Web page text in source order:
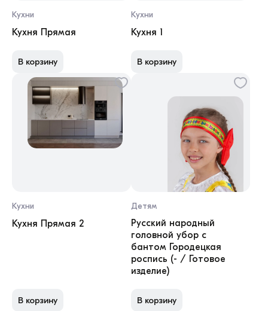
Кухни
Кухня Прямая
В корзину
Кухни
Кухня 1
В корзину
Кухни
Кухня Прямая 2
В корзину
Детям
Русский народный
головной убор с
бантом Городецкая
роспись (- / Готовое
изделие)
В корзину